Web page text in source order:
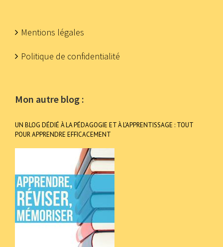
Mentions légales
Politique de confidentialité
Mon autre blog :
UN BLOG DÉDIÉ À LA PÉDAGOGIE ET À L’APPRENTISSAGE : TOUT
POUR APPRENDRE EFFICACEMENT